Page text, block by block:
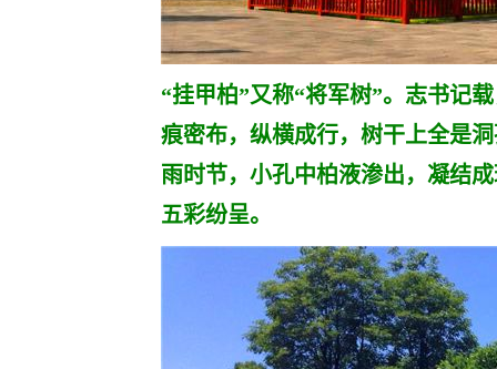
“挂甲柏”又称“将军树”。志书记
痕密布，纵横成行，树干上全是
雨时节，小孔中柏液渗出，凝结
五彩纷呈。